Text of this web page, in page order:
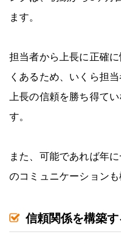
ます。
担当者から上長に正確
くあるため、いくら担
上長の信頼を勝ち得て
す。
また、可能であれば年
のコミュニケーションも
信頼関係を構築